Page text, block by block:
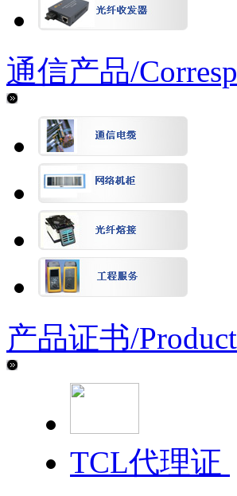
通信产品/
产品证书/
TCL代理证